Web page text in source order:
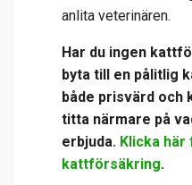
anlita veterinären.
Har du ingen
byta till en pålitlig
både prisvärd och
titta närmare på
erbjuda. Klicka
kattförsäkring.